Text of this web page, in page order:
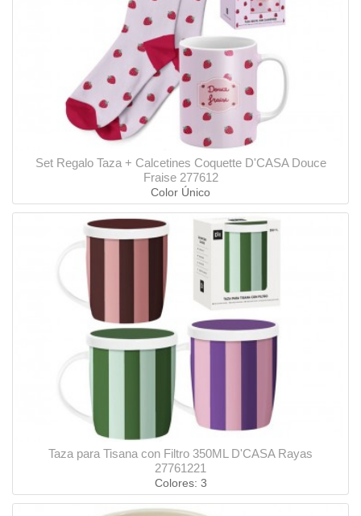
Set Regalo Taza + Calcetines Coquette D'CASA Douce
Fraise 277612
Color Único
Taza para Tisana con Filtro 350ML D'CASA Rayas
27761221
Colores: 3